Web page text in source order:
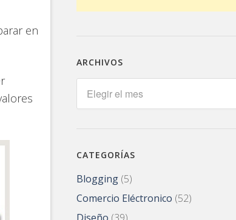
en
ARCHIVOS
CATEGORÍAS
Blogging (5)
Comercio Eléctronico (52)